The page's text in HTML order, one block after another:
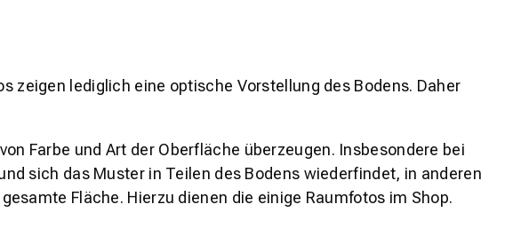
zeigen lediglich eine optische Vorstellung des Bodens. Daher
Farbe und Art der Oberfläche überzeugen. Insbesondere bei
sich das Muster in Teilen des Bodens wiederfindet, in anderen
Fläche. Hierzu dienen die einige Raumfotos im Shop.